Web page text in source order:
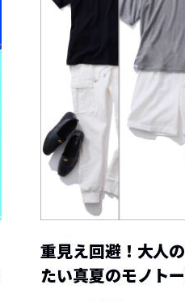
重見え回避！大人
たい真夏のモノト